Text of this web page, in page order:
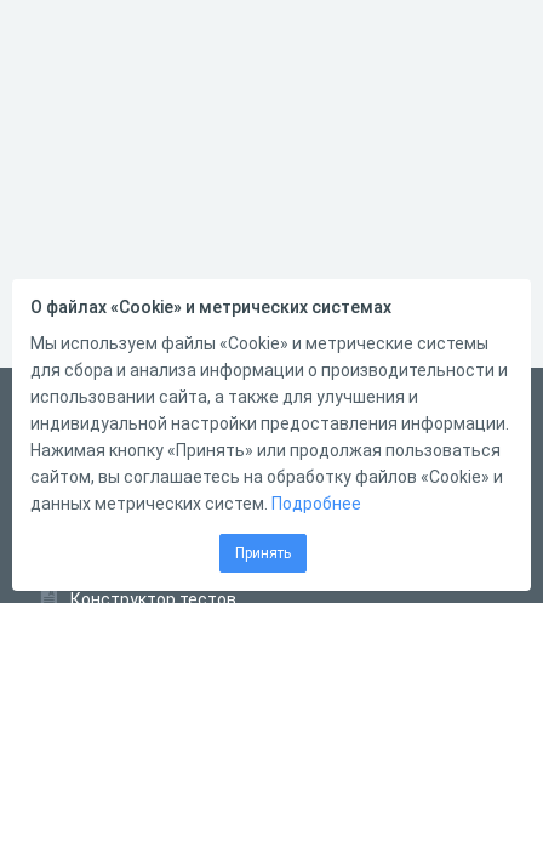
Русский
Справка
Форма обратной связи
Конструктор тестов
О файлах «Cookie» и метрических системах
Мы используем файлы «Cookie» и метрические системы
для сбора и анализа информации о производительности и
использовании сайта, а также для улучшения и
индивидуальной настройки предоставления информации.
Нажимая кнопку «Принять» или продолжая пользоваться
сайтом, вы соглашаетесь на обработку файлов «Cookie» и
данных метрических систем. Подробнее
Принять